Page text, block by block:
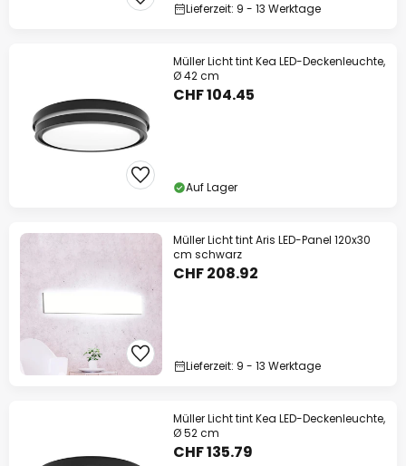
Lieferzeit: 9 - 13 Werktage
Müller Licht tint Kea LED-Deckenleuchte,
Ø 42 cm
CHF 104.45
Auf Lager
Müller Licht tint Aris LED-Panel 120x30
cm schwarz
CHF 208.92
Lieferzeit: 9 - 13 Werktage
Müller Licht tint Kea LED-Deckenleuchte,
Ø 52 cm
CHF 135.79